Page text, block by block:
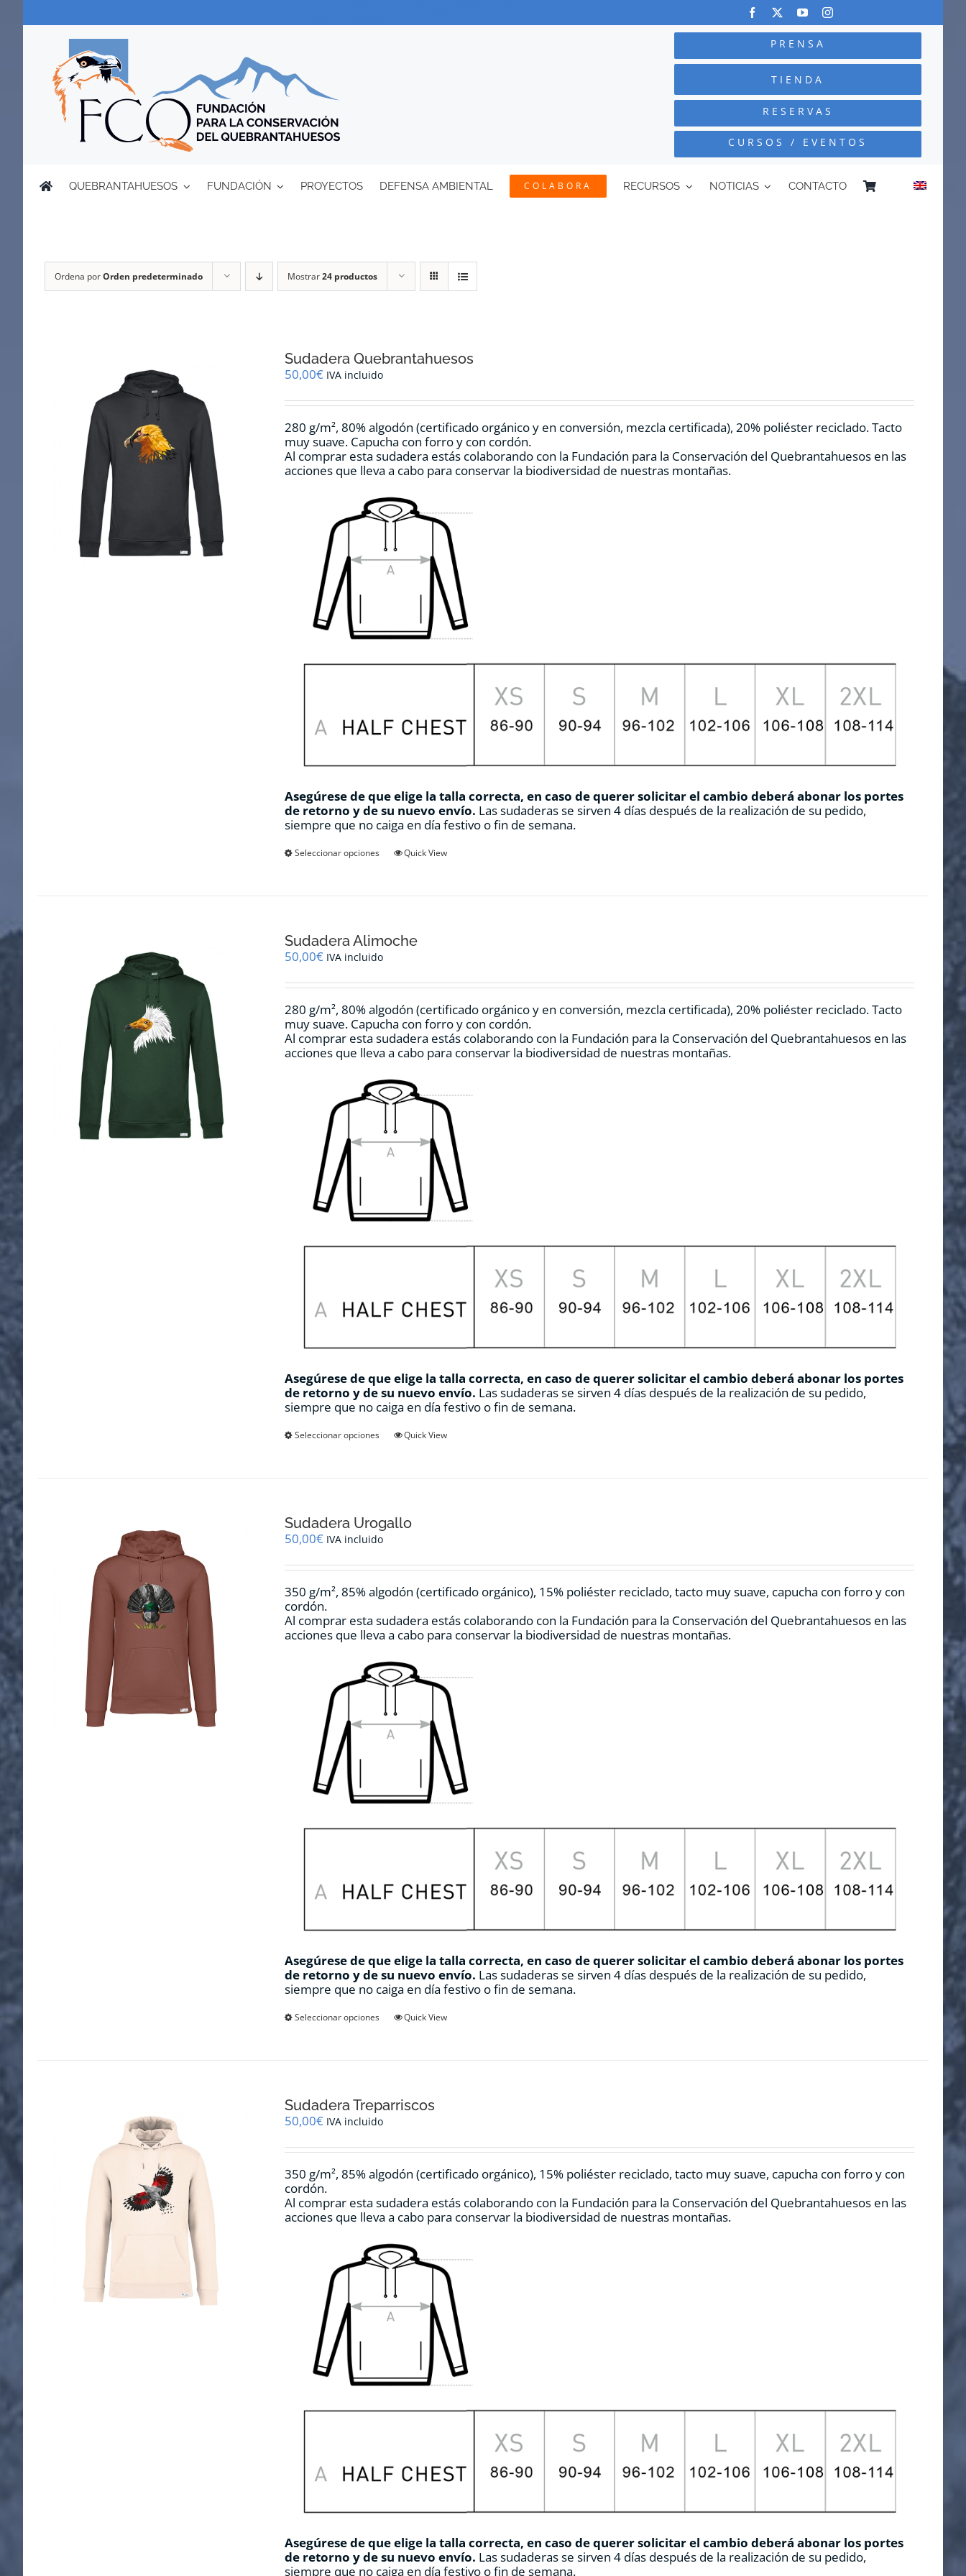
PRENSA
TIENDA
RESERVAS
CURSOS / EVENTOS
QUEBRANTAHUESOS FUNDACIÓN PROYECTOS DEFENSA AMBIENTAL COLABORA RECURSOS NOTICIAS CONTACTO
Ordena porOrden predeterminado Mostrar24 productos
Sudadera Quebrantahuesos
50,00€ IVA incluido
280 g/m², 80% algodón (certificado orgánico y en conversión, mezcla certificada), 20% poliéster reciclado. Tacto
muy suave. Capucha con forro y con cordón.
Al comprar esta sudadera estás colaborando con la Fundación para la Conservación del Quebrantahuesos en las
acciones que lleva a cabo para conservar la biodiversidad de nuestras montañas.
Asegúrese de que elige la talla correcta, en caso de querer solicitar el cambio deberá abonar los portes
de retorno y de su nuevo envío. Las sudaderas se sirven 4 días después de la realización de su pedido,
siempre que no caiga en día festivo o fin de semana.
Seleccionar opciones
Este
opciones
elegir
la
página
de
producto
Quick View
Sudadera Alimoche
50,00€ IVA incluido
280 g/m², 80% algodón (certificado orgánico y en conversión, mezcla certificada), 20% poliéster reciclado. Tacto
muy suave. Capucha con forro y con cordón.
Al comprar esta sudadera estás colaborando con la Fundación para la Conservación del Quebrantahuesos en las
acciones que lleva a cabo para conservar la biodiversidad de nuestras montañas.
Asegúrese de que elige la talla correcta, en caso de querer solicitar el cambio deberá abonar los portes
de retorno y de su nuevo envío. Las sudaderas se sirven 4 días después de la realización de su pedido,
siempre que no caiga en día festivo o fin de semana.
Seleccionar opciones
Este
opciones
elegir
la
de
producto
Quick View
Sudadera Urogallo
50,00€ IVA incluido
350 g/m², 85% algodón (certificado orgánico), 15% poliéster reciclado, tacto muy suave, capucha con forro y con
cordón.
Al comprar esta sudadera estás colaborando con la Fundación para la Conservación del Quebrantahuesos en las
acciones que lleva a cabo para conservar la biodiversidad de nuestras montañas.
Asegúrese de que elige la talla correcta, en caso de querer solicitar el cambio deberá abonar los portes
de retorno y de su nuevo envío. Las sudaderas se sirven 4 días después de la realización de su pedido,
siempre que no caiga en día festivo o fin de semana.
Seleccionar opciones
Este
opciones
elegir
la
de
producto
Quick View
Sudadera Treparriscos
50,00€ IVA incluido
350 g/m², 85% algodón (certificado orgánico), 15% poliéster reciclado, tacto muy suave, capucha con forro y con
cordón.
Al comprar esta sudadera estás colaborando con la Fundación para la Conservación del Quebrantahuesos en las
acciones que lleva a cabo para conservar la biodiversidad de nuestras montañas.
Asegúrese de que elige la talla correcta, en caso de querer solicitar el cambio deberá abonar los portes
de retorno y de su nuevo envío. Las sudaderas se sirven 4 días después de la realización de su pedido,
siempre que no caiga en día festivo o fin de semana.